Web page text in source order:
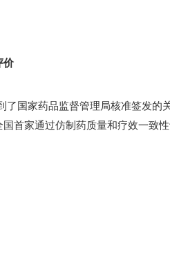
价
国家药品监督管理局核准签发的
首家通过仿制药质量和疗效一致